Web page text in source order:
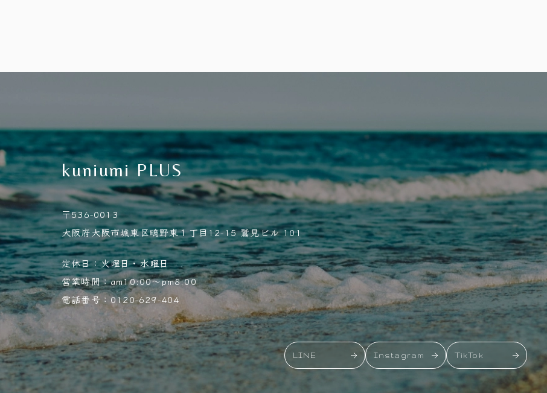
kuniumi PLUS
〒536-0013
大阪府大阪市城東区鴫野東１丁目12-15 鷲見ビル 101
定休日：火曜日・水曜日
営業時間：am10:00～pm8:00
電話番号：0120-629-404
LINE Instagram TikTok